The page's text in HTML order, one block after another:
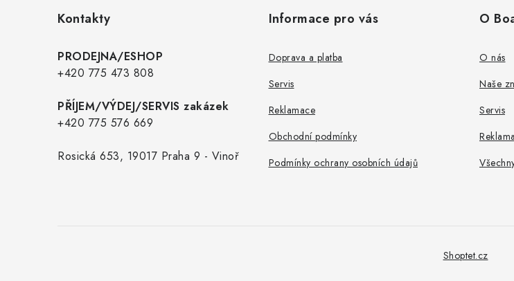
Kontakty
PRODEJNA/ESHOP
+420 775 473 808
PŘÍJEM/VÝDEJ/SERVIS zakázek
+420 775 576 669
Rosická 653, 19017 Praha 9 - Vinoř
Informace pro vás
Doprava a platba
Servis
Reklamace
Obchodní podmínky
Podmínky ochrany osobních údajů
O
O nás
Naše
Servis
Shoptet.cz